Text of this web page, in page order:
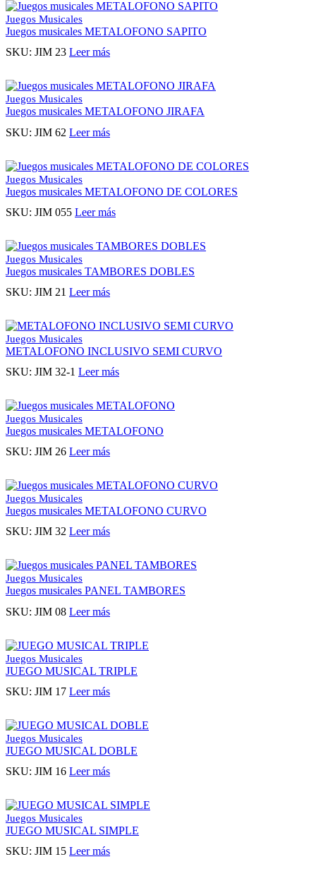
Juegos Musicales
Juegos musicales METALOFONO SAPITO
SKU: JIM 23 Leer más
Juegos Musicales
Juegos musicales METALOFONO JIRAFA
SKU: JIM 62 Leer más
Juegos Musicales
Juegos musicales METALOFONO DE COLORES
SKU: JIM 055 Leer más
Juegos Musicales
Juegos musicales TAMBORES DOBLES
SKU: JIM 21 Leer más
Juegos Musicales
METALOFONO INCLUSIVO SEMI CURVO
SKU: JIM 32-1 Leer más
Juegos Musicales
Juegos musicales METALOFONO
SKU: JIM 26 Leer más
Juegos Musicales
Juegos musicales METALOFONO CURVO
SKU: JIM 32 Leer más
Juegos Musicales
Juegos musicales PANEL TAMBORES
SKU: JIM 08 Leer más
Juegos Musicales
JUEGO MUSICAL TRIPLE
SKU: JIM 17 Leer más
Juegos Musicales
JUEGO MUSICAL DOBLE
SKU: JIM 16 Leer más
Juegos Musicales
JUEGO MUSICAL SIMPLE
SKU: JIM 15 Leer más